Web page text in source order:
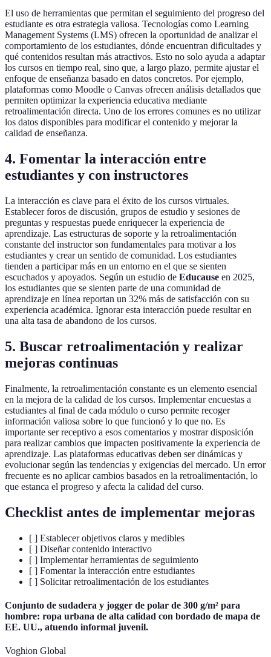
El uso de herramientas que permitan el seguimiento del progreso del
estudiante es otra estrategia valiosa. Tecnologías como Learning
Management Systems (LMS) ofrecen la oportunidad de analizar el
comportamiento de los estudiantes, dónde encuentran dificultades y
qué contenidos resultan más atractivos. Esto no solo ayuda a adaptar
los cursos en tiempo real, sino que, a largo plazo, permite ajustar el
enfoque de enseñanza basado en datos concretos. Por ejemplo,
plataformas como Moodle o Canvas ofrecen análisis detallados que
permiten optimizar la experiencia educativa mediante
retroalimentación directa. Uno de los errores comunes es no utilizar
los datos disponibles para modificar el contenido y mejorar la
calidad de enseñanza.
4. Fomentar la interacción entre
estudiantes y con instructores
La interacción es clave para el éxito de los cursos virtuales.
Establecer foros de discusión, grupos de estudio y sesiones de
preguntas y respuestas puede enriquecer la experiencia de
aprendizaje. Las estructuras de soporte y la retroalimentación
constante del instructor son fundamentales para motivar a los
estudiantes y crear un sentido de comunidad. Los estudiantes
tienden a participar más en un entorno en el que se sienten
escuchados y apoyados. Según un estudio de Educause en 2025,
los estudiantes que se sienten parte de una comunidad de
aprendizaje en línea reportan un 32% más de satisfacción con su
experiencia académica. Ignorar esta interacción puede resultar en
una alta tasa de abandono de los cursos.
5. Buscar retroalimentación y realizar
mejoras continuas
Finalmente, la retroalimentación constante es un elemento esencial
en la mejora de la calidad de los cursos. Implementar encuestas a
estudiantes al final de cada módulo o curso permite recoger
información valiosa sobre lo que funcionó y lo que no. Es
importante ser receptivo a esos comentarios y mostrar disposición
para realizar cambios que impacten positivamente la experiencia de
aprendizaje. Las plataformas educativas deben ser dinámicas y
evolucionar según las tendencias y exigencias del mercado. Un error
frecuente es no aplicar cambios basados en la retroalimentación, lo
que estanca el progreso y afecta la calidad del curso.
Checklist antes de implementar mejoras
[ ] Establecer objetivos claros y medibles
[ ] Diseñar contenido interactivo
[ ] Implementar herramientas de seguimiento
[ ] Fomentar la interacción entre estudiantes
[ ] Solicitar retroalimentación de los estudiantes
Conjunto de sudadera y jogger de polar de 300 g/m² para
hombre: ropa urbana de alta calidad con bordado de mapa de
EE. UU., atuendo informal juvenil.
Voghion Global